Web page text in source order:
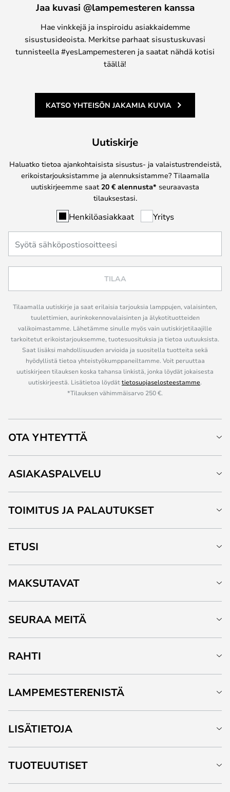
Jaa kuvasi @lampemesteren kanssa
Hae vinkkejä ja inspiroidu asiakkaidemme
sisustusideoista. Merkitse parhaat sisustuskuvasi
tunnisteella #yesLampemesteren ja saatat nähdä kotisi
täällä!
KATSO YHTEISÖN JAKAMIA KUVIA
Uutiskirje
Haluatko tietoa ajankohtaisista sisustus- ja valaistustrendeistä,
erikoistarjouksistamme ja alennuksistamme? Tilaamalla
uutiskirjeemme saat 20 € alennusta* seuraavasta
tilauksestasi.
Henkilöasiakkaat Yritys
TILAA
Tilaamalla uutiskirje ja saat erilaisia tarjouksia lamppujen, valaisinten,
tuulettimien, aurinkokennovalaisinten ja älykotituotteiden
valikoimastamme. Lähetämme sinulle myös vain uutiskirjetilaajille
tarkoitetut erikoistarjouksemme, tuotesuosituksia ja tietoa uutuuksista.
Saat lisäksi mahdollisuuden arvioida ja suositella tuotteita sekä
hyödyllistä tietoa yhteistyökumppaneiltamme. Voit peruuttaa
uutiskirjeen tilauksen koska tahansa linkistä, jonka löydät jokaisesta
uutiskirjeestä. Lisätietoa löydättietosuojaselosteestamme.
*Tilauksen vähimmäisarvo 250 €.
OTA YHTEYTTÄ
ASIAKASPALVELU
TOIMITUS JA PALAUTUKSET
ETUSI
MAKSUTAVAT
SEURAA MEITÄ
RAHTI
LAMPEMESTERENISTÄ
LISÄTIETOJA
TUOTEUUTISET